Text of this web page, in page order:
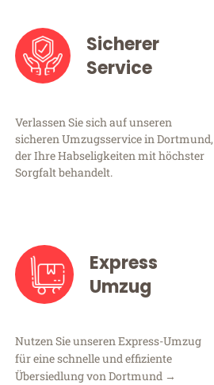
Sicherer
Service
Verlassen Sie sich auf unseren
sicheren Umzugsservice in Dortmund,
der Ihre Habseligkeiten mit höchster
Sorgfalt behandelt.
Express
Umzug
Nutzen Sie unseren Express-Umzug
für eine schnelle und effiziente
Übersiedlung von Dortmund →